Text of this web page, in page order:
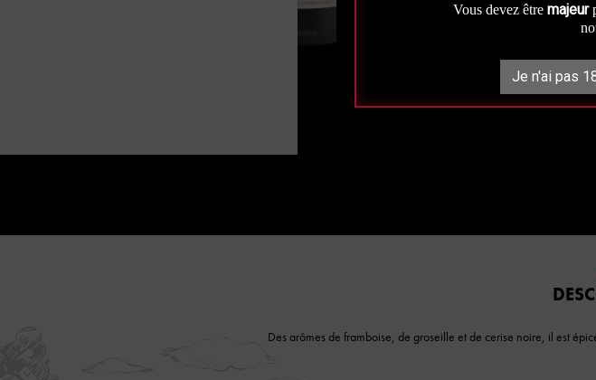
Vous devez être majeur
Je n'ai pas
Des arômes de framboise, de groseille et de cerise noire, il est